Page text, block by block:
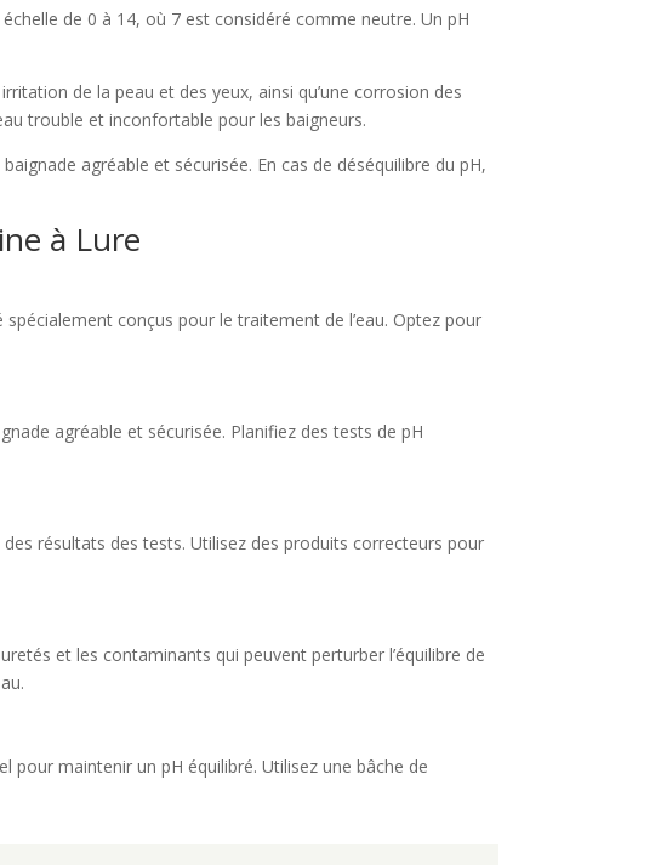
de 0 à 14, où 7 est considéré comme neutre. Un pH
de la peau et des yeux, ainsi qu’une corrosion des
trouble et inconfortable pour les baigneurs.
agréable et sécurisée. En cas de déséquilibre du pH,
à Lure
conçus pour le traitement de l’eau. Optez pour
agréable et sécurisée. Planifiez des tests de pH
résultats des tests. Utilisez des produits correcteurs pour
et les contaminants qui peuvent perturber l’équilibre de
pour maintenir un pH équilibré. Utilisez une bâche de